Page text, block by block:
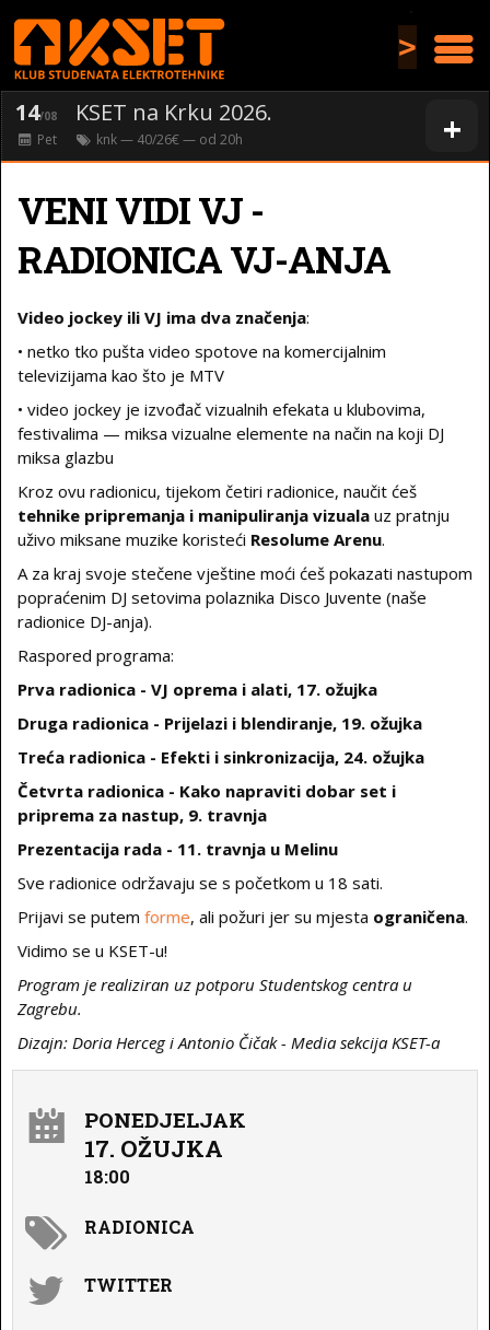
>
+
14/08 KSET na Krku 2026.
Pet knk— 40/26€ — od 20h
VENI VIDI VJ -
RADIONICA VJ-ANJA
Video jockey ili VJ ima dva značenja:
• netko tko pušta video spotove na komercijalnim
televizijama kao što je MTV
• video jockey je izvođač vizualnih efekata u klubovima,
festivalima — miksa vizualne elemente na način na koji DJ
miksa glazbu
Kroz ovu radionicu, tijekom četiri radionice, naučit ćeš
tehnike pripremanja i manipuliranja vizuala uz pratnju
uživo miksane muzike koristeći Resolume Arenu.
A za kraj svoje stečene vještine moći ćeš pokazati nastupom
popraćenim DJ setovima polaznika Disco Juvente (naše
radionice DJ-anja).
Raspored programa:
Prva radionica - VJ oprema i alati, 17. ožujka
Druga radionica - Prijelazi i blendiranje, 19. ožujka
Treća radionica - Efekti i sinkronizacija, 24. ožujka
Četvrta radionica - Kako napraviti dobar set i
priprema za nastup, 9. travnja
Prezentacija rada - 11. travnja u Melinu
Sve radionice održavaju se s početkom u 18 sati.
Prijavi se putem forme, ali požuri jer su mjesta ograničena.
Vidimo se u KSET-u!
Program je realiziran uz potporu Studentskog centra u
Zagrebu.
Dizajn: Doria Herceg i Antonio Čičak - Media sekcija KSET-a
PONEDJELJAK
17. OŽUJKA
18:00
RADIONICA
TWITTER